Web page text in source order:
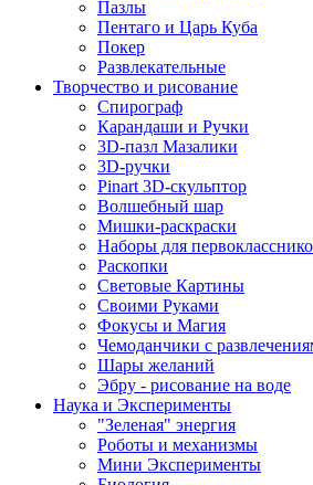
Пазлы
Пентаго и Царь Куба
Покер
Развлекательные
Творчество и рисование
Спирограф
Карандаши и Ручки
3D-пазл Мазалики
3D-ручки
Pinart 3D-скульптор
Волшебный шар
Мишки-раскраски
Наборы для
Раскопки
Световые Картины
Своими Руками
Фокусы и Магия
Чемоданчики с
Шары желаний
Эбру - рисование на воде
Наука и Эксперименты
"Зеленая" энергия
Роботы и механизмы
Мини Эксперименты